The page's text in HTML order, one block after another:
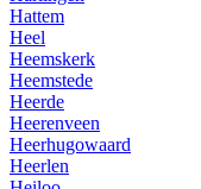
Hattem
Heel
Heemskerk
Heemstede
Heerde
Heerenveen
Heerhugowaard
Heerlen